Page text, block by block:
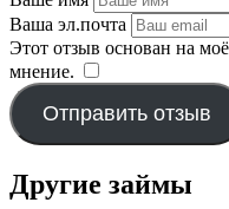
Ваша эл.почта
Этот отзыв основан на
мнение.
Отправить отзыв
Другие займы